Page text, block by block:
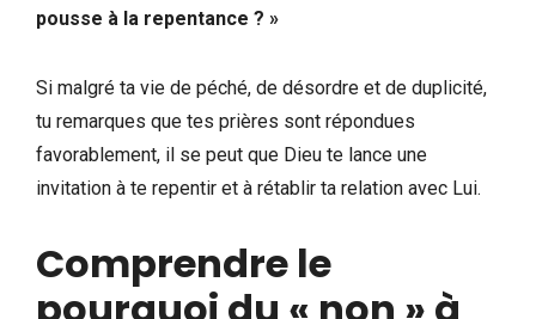
pousse à la repentance ? » ‭
Si malgré ta vie de péché, de désordre et de duplicité,
tu remarques que tes prières sont répondues
favorablement, il se peut que Dieu te lance une
invitation à te repentir et à rétablir ta relation avec Lui.
Comprendre le